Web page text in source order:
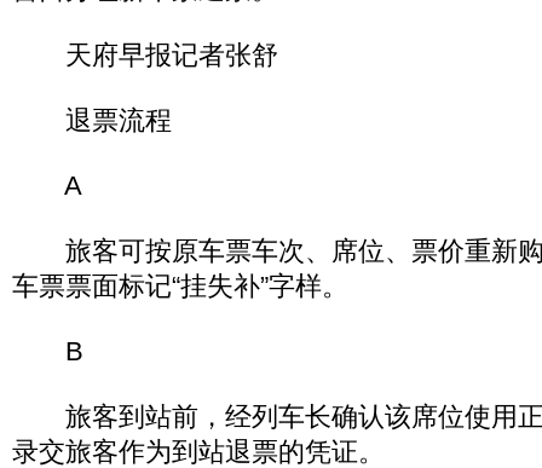
天府早报记者张舒
退票流程
A
旅客可按原车票车次、席位、票价重新
车票票面标记“挂失补”字样。
B
旅客到站前，经列车长确认该席位使用
录交旅客作为到站退票的凭证。